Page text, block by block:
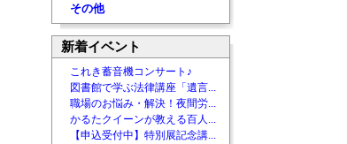
その他
新着イベント
これき蓄音機コンサート♪
図書館で学ぶ法律講座「遺言...
職場のお悩み・解決！夜間労...
かるたクイーンが教える百人...
【申込受付中】特別展記念講...